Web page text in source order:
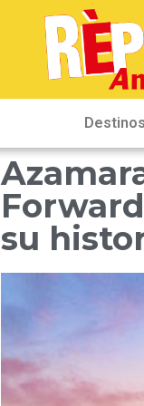
Destinos
su